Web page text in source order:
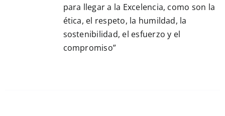
para llegar a la Excelencia, como son la
ética, el respeto, la humildad, la
sostenibilidad, el esfuerzo y el
compromiso”